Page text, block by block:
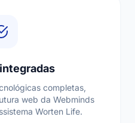
completas,
web da Webminds
Worten Life.